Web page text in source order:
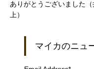
ありがとうございました（
上）
マイカのニュ